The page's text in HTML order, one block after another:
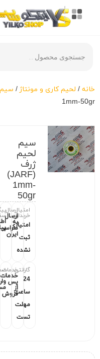
خانه / لحیم کاری و مونتاژ /
1mm-50gr
سیم
لحیم
ژرف
(JARF)
1mm-
50gr
امتیاز
خریداران
امتیازی
ثبت
نشده
ارسال
ارسال
به
سراسر
ایران
گارانتی
24
ساعت
مهلت
تست
خدمات
خدمات
پس
از
فروش